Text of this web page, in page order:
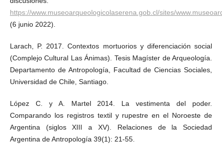
https://www.museoarqueologicolaserena.gob.cl/sites/
(6 junio 2022).
Larach, P. 2017. Contextos mortuorios y diferenciación social
(Complejo Cultural Las Ánimas). Tesis Magíster de Arqueología.
Departamento de Antropología, Facultad de Ciencias Sociales,
Universidad de Chile, Santiago.
López C. y A. Martel 2014. La vestimenta del poder.
Comparando los registros textil y rupestre en el Noroeste de
Argentina (siglos XIII a XV). Relaciones de la Sociedad
Argentina de Antropología 39(1): 21-55.